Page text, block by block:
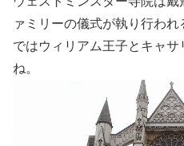
ァミリーの儀式が執り行わ
ではウィリアム王子とキャ
ね。